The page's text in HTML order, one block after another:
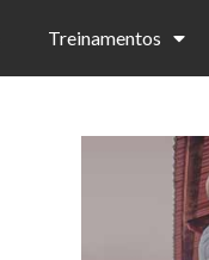
Treinamentos